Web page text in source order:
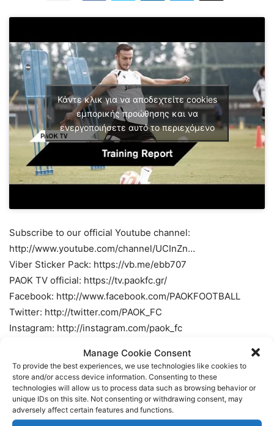
Manage Cookie Consent
To provide the best experiences, we use technologies like cookies to
store and/or access device information. Consenting to these
technologies will allow us to process data such as browsing behavior or
unique IDs on this site. Not consenting or withdrawing consent, may
adversely affect certain features and functions.
Κάντε κλικ για να αποδεχτείτε cookies
εμπορικής προώθησης και να
ενεργοποιήσετε αυτό το περιεχόμενο
Subscribe to our official Youtube channel:
http://www.youtube.com/channel/UCInZn…
Viber Sticker Pack: https://vb.me/ebb707
PAOK TV official: https://tv.paokfc.gr/
Facebook: http://www.facebook.com/PAOKFOOTBALL
Twitter: http://twitter.com/PAOK_FC
Instagram: http://instagram.com/paok_fc
ΠΑΟΚ ΠΟΔΟΣΦΑΙΡΟ